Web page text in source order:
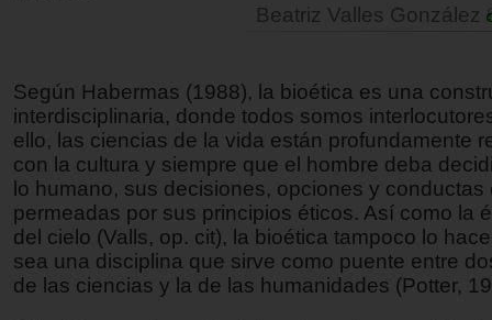
Beatriz Valles González
Según Habermas (1988), la bioética es una
interdisciplinaria, donde todos somos
ello, las ciencias de la vida están profundamente
con la cultura y siempre que el hombre deba
lo humano, sus decisiones, opciones y conductas
permeadas por sus principios éticos. Así como la
del cielo (Valls, op. cit), la bioética tampoco lo
sea una disciplina que sirve como puente entre
de las ciencias y la de las humanidades (Potter,